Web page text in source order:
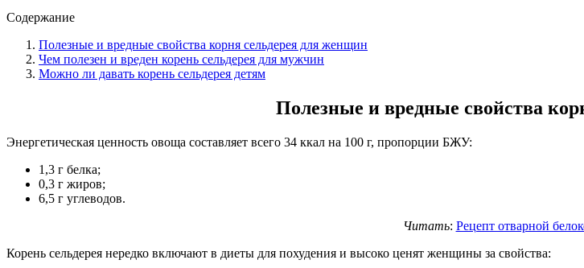
Содержание
Полезные и вредные свойства корня сельдерея для женщин
Чем полезен и вреден корень сельдерея для мужчин
Можно ли давать корень сельдерея детям
Полезные и вредные свойства
Энергетическая ценность овоща составляет всего 34 ккал на 100 г, пропорции БЖУ:
1,3 г белка;
0,3 г жиров;
6,5 г углеводов.
Читать: Рецепт отварной
Корень сельдерея нередко включают в диеты для похудения и высоко ценят женщины за свойства: